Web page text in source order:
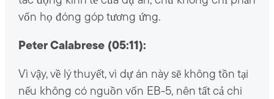
vốn họ đóng góp tương ứng.
Peter Calabrese (05:11):
Vì vậy, về lý thuyết, vì dự án này sẽ không tồn tại
nếu không có nguồn vốn EB-5, nên tất cả chi